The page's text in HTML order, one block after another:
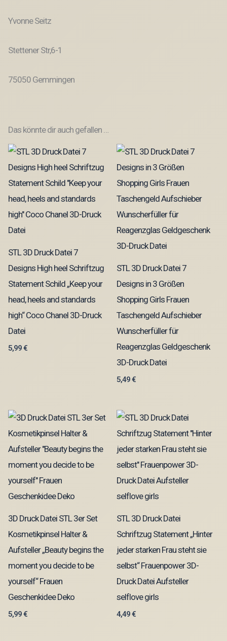
Yvonne Seitz
Stettener Str,6-1
75050 Gemmingen
Das könnte dir auch gefallen …
STL 3D Druck Datei 7
Designs High heel Schriftzug
Statement Schild „Keep your
head, heels and standards
high“ Coco Chanel 3D-Druck
Datei
5,99€
STL 3D Druck Datei 7
Designs in 3 Größen
Shopping Girls Frauen
Taschengeld Aufschieber
Wunscherfüller für
Reagenzglas Geldgeschenk
3D-Druck Datei
5,49€
3D Druck Datei STL 3er Set
Kosmetikpinsel Halter &
Aufsteller „Beauty begins the
moment you decide to be
yourself“ Frauen
Geschenkidee Deko
5,99€
STL 3D Druck Datei
Schriftzug Statement „Hinter
jeder starken Frau steht sie
selbst“ Frauenpower 3D-
Druck Datei Aufsteller
selflove girls
4,49€